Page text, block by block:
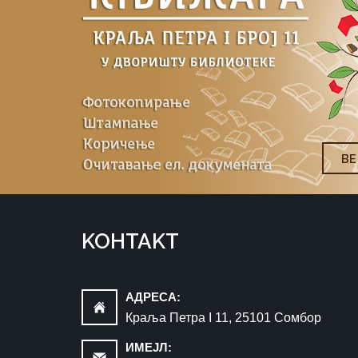
KOНTAKT
AДРEСA:
Краља Петра I 11, 25101 Сомбор
ИМEЈЛ: